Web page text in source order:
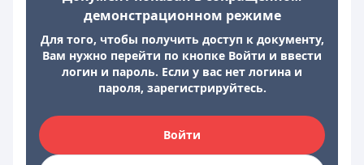
демонстрационном режиме
Для того, чтобы получить доступ к документу,
Вам нужно перейти по кнопке Войти и ввести
логин и пароль. Если у вас нет логина и
пароля, зарегистрируйтесь.
Войти